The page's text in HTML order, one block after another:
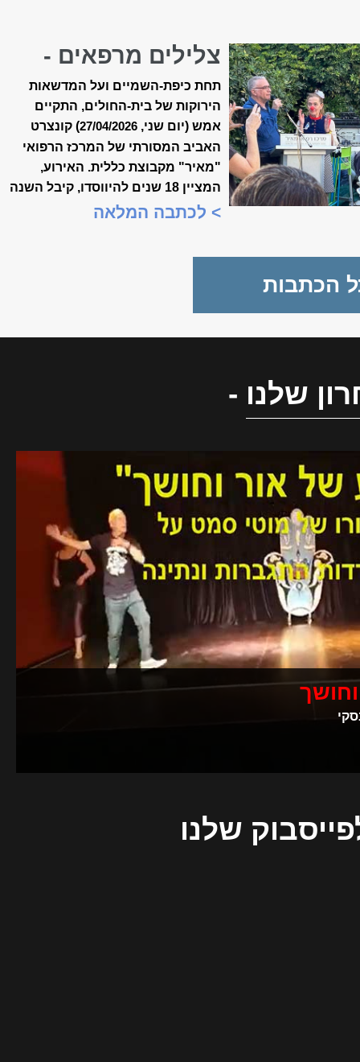
צלילים מרפאים -
קונצרט האביב ה-18
של ״מאיר״
תחת כיפת-השמיים ועל המדשאות
הירוקות של בית-החולים, התקיים
אמש (יום שני, 27/04/2026) קונצרט
האביב המסורתי של המרכז הרפואי
"מאיר" מקבוצת כללית. האירוע,
המציין 18 שנים להיווסדו, קיבל השנה
משמעות מיוחדת, כשנכלל לראשונה
> לכתבה המלאה
הכתבות
שלנו -
שלנו